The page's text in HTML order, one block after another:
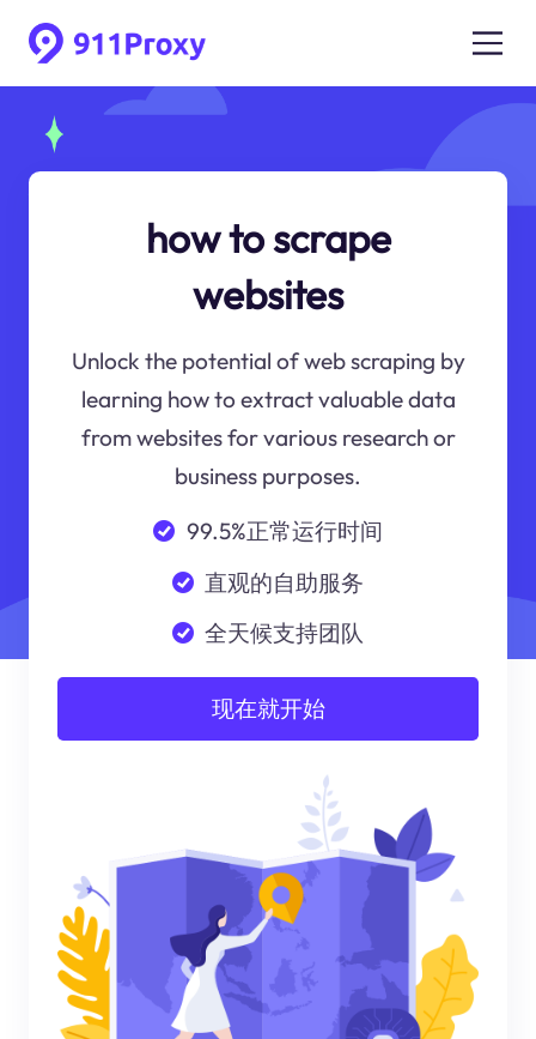
how to scrape
websites
Unlock the potential of web scraping by
learning how to extract valuable data
from websites for various research or
business purposes.
99.5%正常运行时间
直观的自助服务
全天候支持团队
现在就开始